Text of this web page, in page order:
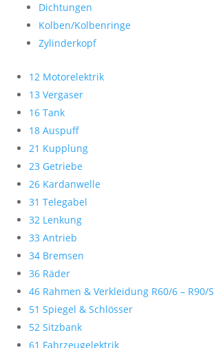
Dichtungen
Kolben/Kolbenringe
Zylinderkopf
12 Motorelektrik
13 Vergaser
16 Tank
18 Auspuff
21 Kupplung
23 Getriebe
26 Kardanwelle
31 Telegabel
32 Lenkung
33 Antrieb
34 Bremsen
36 Räder
46 Rahmen & Verkleidung R60/6 – R90/S
51 Spiegel & Schlösser
52 Sitzbank
61 Fahrzeugelektrik